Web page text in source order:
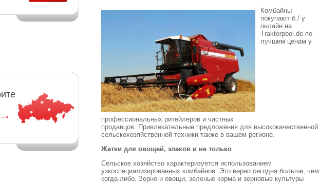
Комбайны
покупают б / у
онлайн на
Traktorpool.de по
лучшим ценам у
профессиональных ритейлеров и частных
продавцов. Привлекательные предложения для высококачественной
сельскохозяйственной техники также в вашем регионе.
Жатки для овощей, злаков и не только
Сельское хозяйство характеризуется использованием
узкоспециализированных комбайнов. Это верно сегодня больше, чем
когда-либо. Зерно и овощи, зеленые корма и зерновые культуры